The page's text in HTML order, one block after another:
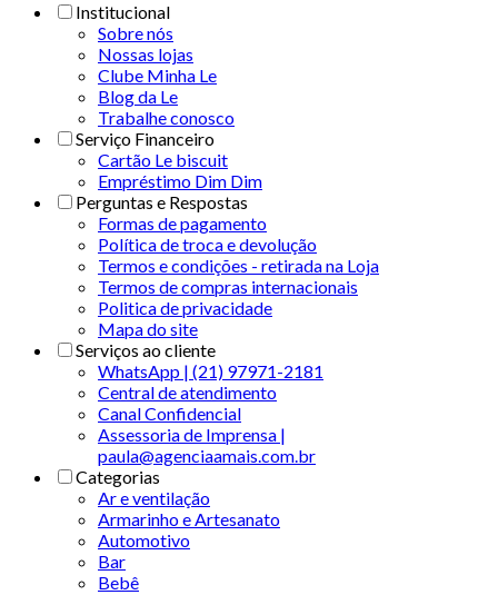
Institucional
Sobre nós
Nossas lojas
Clube Minha Le
Blog da Le
Trabalhe conosco
Serviço Financeiro
Cartão Le biscuit
Empréstimo Dim Dim
Perguntas e Respostas
Formas de pagamento
Política de troca e devolução
Termos e condições - retirada na Loja
Termos de compras internacionais
Politica de privacidade
Mapa do site
Serviços ao cliente
WhatsApp | (21) 97971-2181
Central de atendimento
Canal Confidencial
Assessoria de Imprensa |
paula@agenciaamais.com.br
Categorias
Ar e ventilação
Armarinho e Artesanato
Automotivo
Bar
Bebê